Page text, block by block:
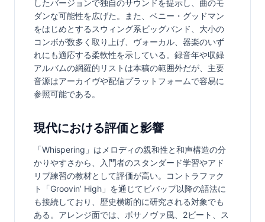
したバージョンで独自のサウンドを提示し、曲のモ
ダンな可能性を広げた。また、ベニー・グッドマン
をはじめとするスウィング系ビッグバンド、大小の
コンボが数多く取り上げ、ヴォーカル、器楽のいず
れにも適応する柔軟性を示している。録音年や収録
アルバムの網羅的リストは本稿の範囲外だが、主要
音源はアーカイヴや配信プラットフォームで容易に
参照可能である。
現代における評価と影響
「Whispering」はメロディの親和性と和声構造の分
かりやすさから、入門者のスタンダード学習やアド
リブ練習の教材として評価が高い。コントラファク
ト「Groovin’ High」を通じてビバップ以降の語法に
も接続しており、歴史横断的に研究される対象でも
ある。アレンジ面では、ボサノヴァ風、2ビート、ス